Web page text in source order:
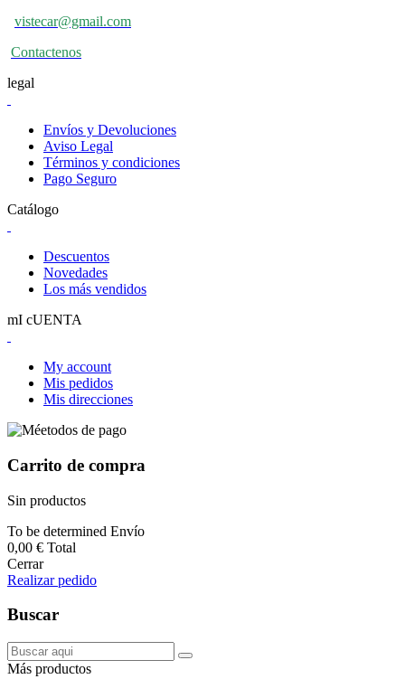
vistecar@gmail.com
Contactenos
legal
Envíos y Devoluciones
Aviso Legal
Términos y condiciones
Pago Seguro
Catálogo
Descuentos
Novedades
Los más vendidos
mI cUENTA
My account
Mis pedidos
Mis direcciones
Carrito de compra
Sin productos
To be determined Envío
0,00 € Total
Cerrar
Realizar pedido
Buscar
Más productos